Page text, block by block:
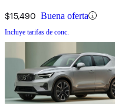
$15,490 Buena oferta
Incluye tarifas de conc.